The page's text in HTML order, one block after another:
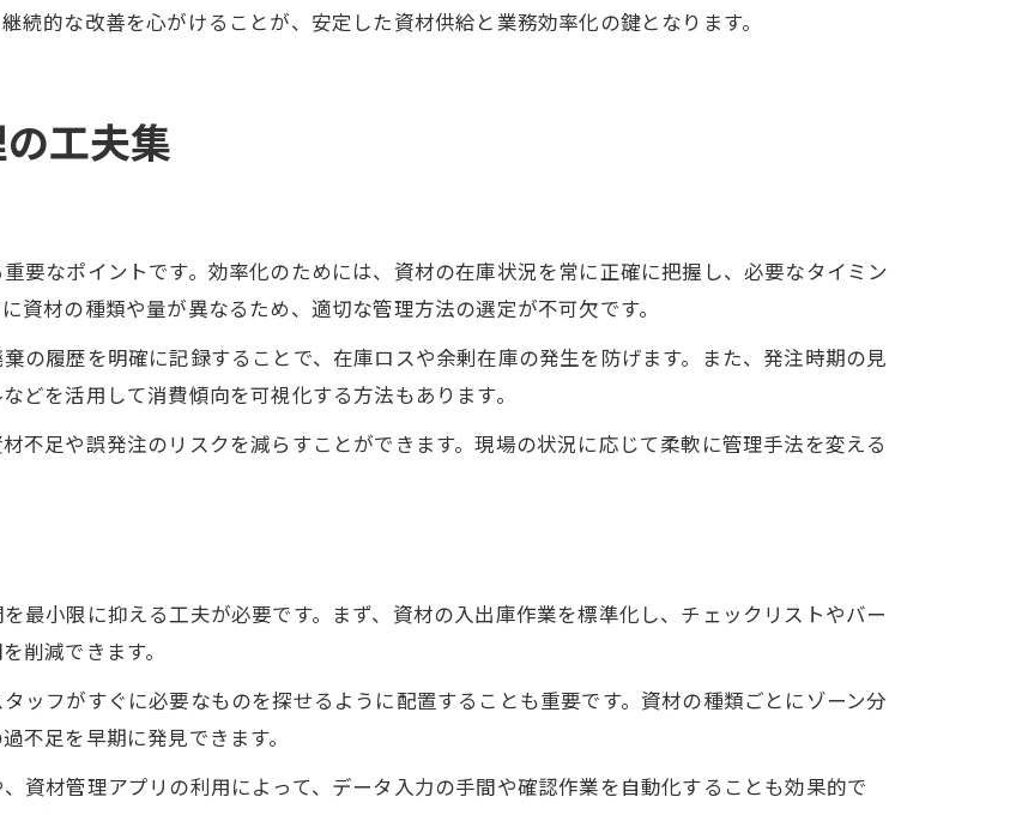
続的な改善を心がけることが、安定した資材供給と業務効率化の鍵となります。
工夫集
要なポイントです。効率化のためには、資材の在庫状況を常に正確に把握し、必要なタイミン
資材の種類や量が異なるため、適切な管理方法の選定が不可欠です。
の履歴を明確に記録することで、在庫ロスや余剰在庫の発生を防げます。また、発注時期の見
を活用して消費傾向を可視化する方法もあります。
不足や誤発注のリスクを減らすことができます。現場の状況に応じて柔軟に管理手法を変える
最小限に抑える工夫が必要です。まず、資材の入出庫作業を標準化し、チェックリストやバー
削減できます。
ッフがすぐに必要なものを探せるように配置することも重要です。資材の種類ごとにゾーン分
不足を早期に発見できます。
資材管理アプリの利用によって、データ入力の手間や確認作業を自動化することも効果的で